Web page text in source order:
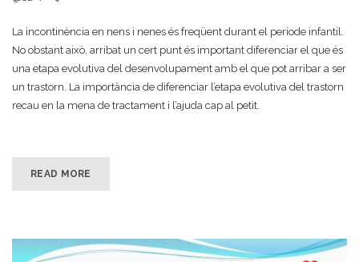
La incontinència en nens i nenes és freqüent durant el període infantil.
No obstant això, arribat un cert punt és important diferenciar el que és
una etapa evolutiva del desenvolupament amb el que pot arribar a ser
un trastorn. La importància de diferenciar l’etapa evolutiva del trastorn
recau en la mena de tractament i l’ajuda cap al petit.
READ MORE